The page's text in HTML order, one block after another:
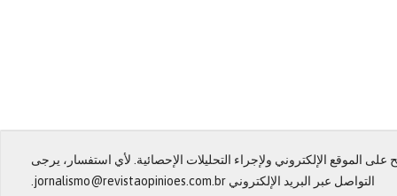
الموقع الإلكتروني ولإجراء التحليلات الإحصائية. لأي استفسار، يرجى
التواصل عبر البريد الإلكتروني jornalismo@revistaopinioes.com.br.